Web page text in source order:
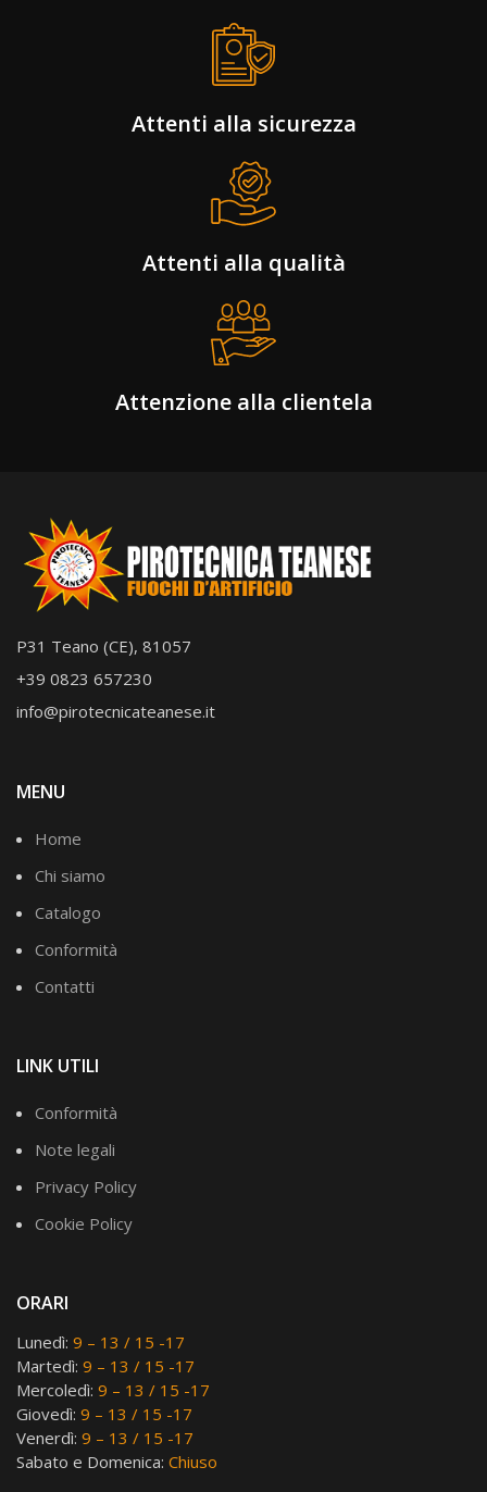
Attenti alla sicurezza
Attenti alla qualità
Attenzione alla clientela
P31 Teano (CE), 81057
+39 0823 657230
info@pirotecnicateanese.it
MENU
Home
Chi siamo
Catalogo
Conformità
Contatti
LINK UTILI
Conformità
Note legali
Privacy Policy
Cookie Policy
ORARI
Lunedì: 9 – 13 / 15 -17
Martedì: 9 – 13 / 15 -17
Mercoledì: 9 – 13 / 15 -17
Giovedì: 9 – 13 / 15 -17
Venerdì: 9 – 13 / 15 -17
Sabato e Domenica: Chiuso